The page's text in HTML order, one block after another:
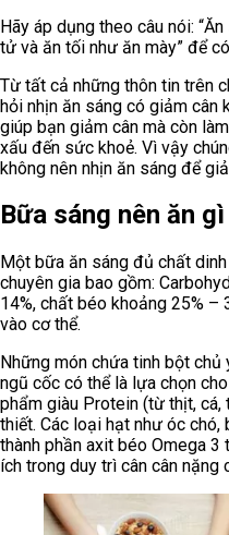
Hãy áp dụng theo câu nói:
tử và ăn tối như ăn mày” để
Từ tất cả những thôn tin trên
hỏi nhịn ăn sáng có giảm cân
giúp bạn giảm cân mà còn
xấu đến sức khoẻ. Vì vậy
không nên nhịn ăn sáng để
Bữa sáng nên ăn
Một bữa ăn sáng đủ chất
chuyên gia bao gồm:
14%, chất béo khoảng 25%
vào cơ thể.
Những món chứa tinh bột chủ
ngũ cốc có thể là lựa chọn
phẩm giàu Protein (từ thịt,
thiết. Các loại hạt như óc chó,
thành phần axit béo Omega
ích trong duy trì cân cân nặng